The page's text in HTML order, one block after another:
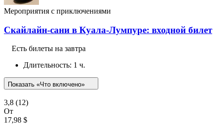
Мероприятия с приключениями
Скайлайн-сани в Куала-Лумпуре: входной билет
Есть билеты на завтра
Длительность: 1 ч.
Показать «Что включено»
3,8 (12)
От
17,98 $